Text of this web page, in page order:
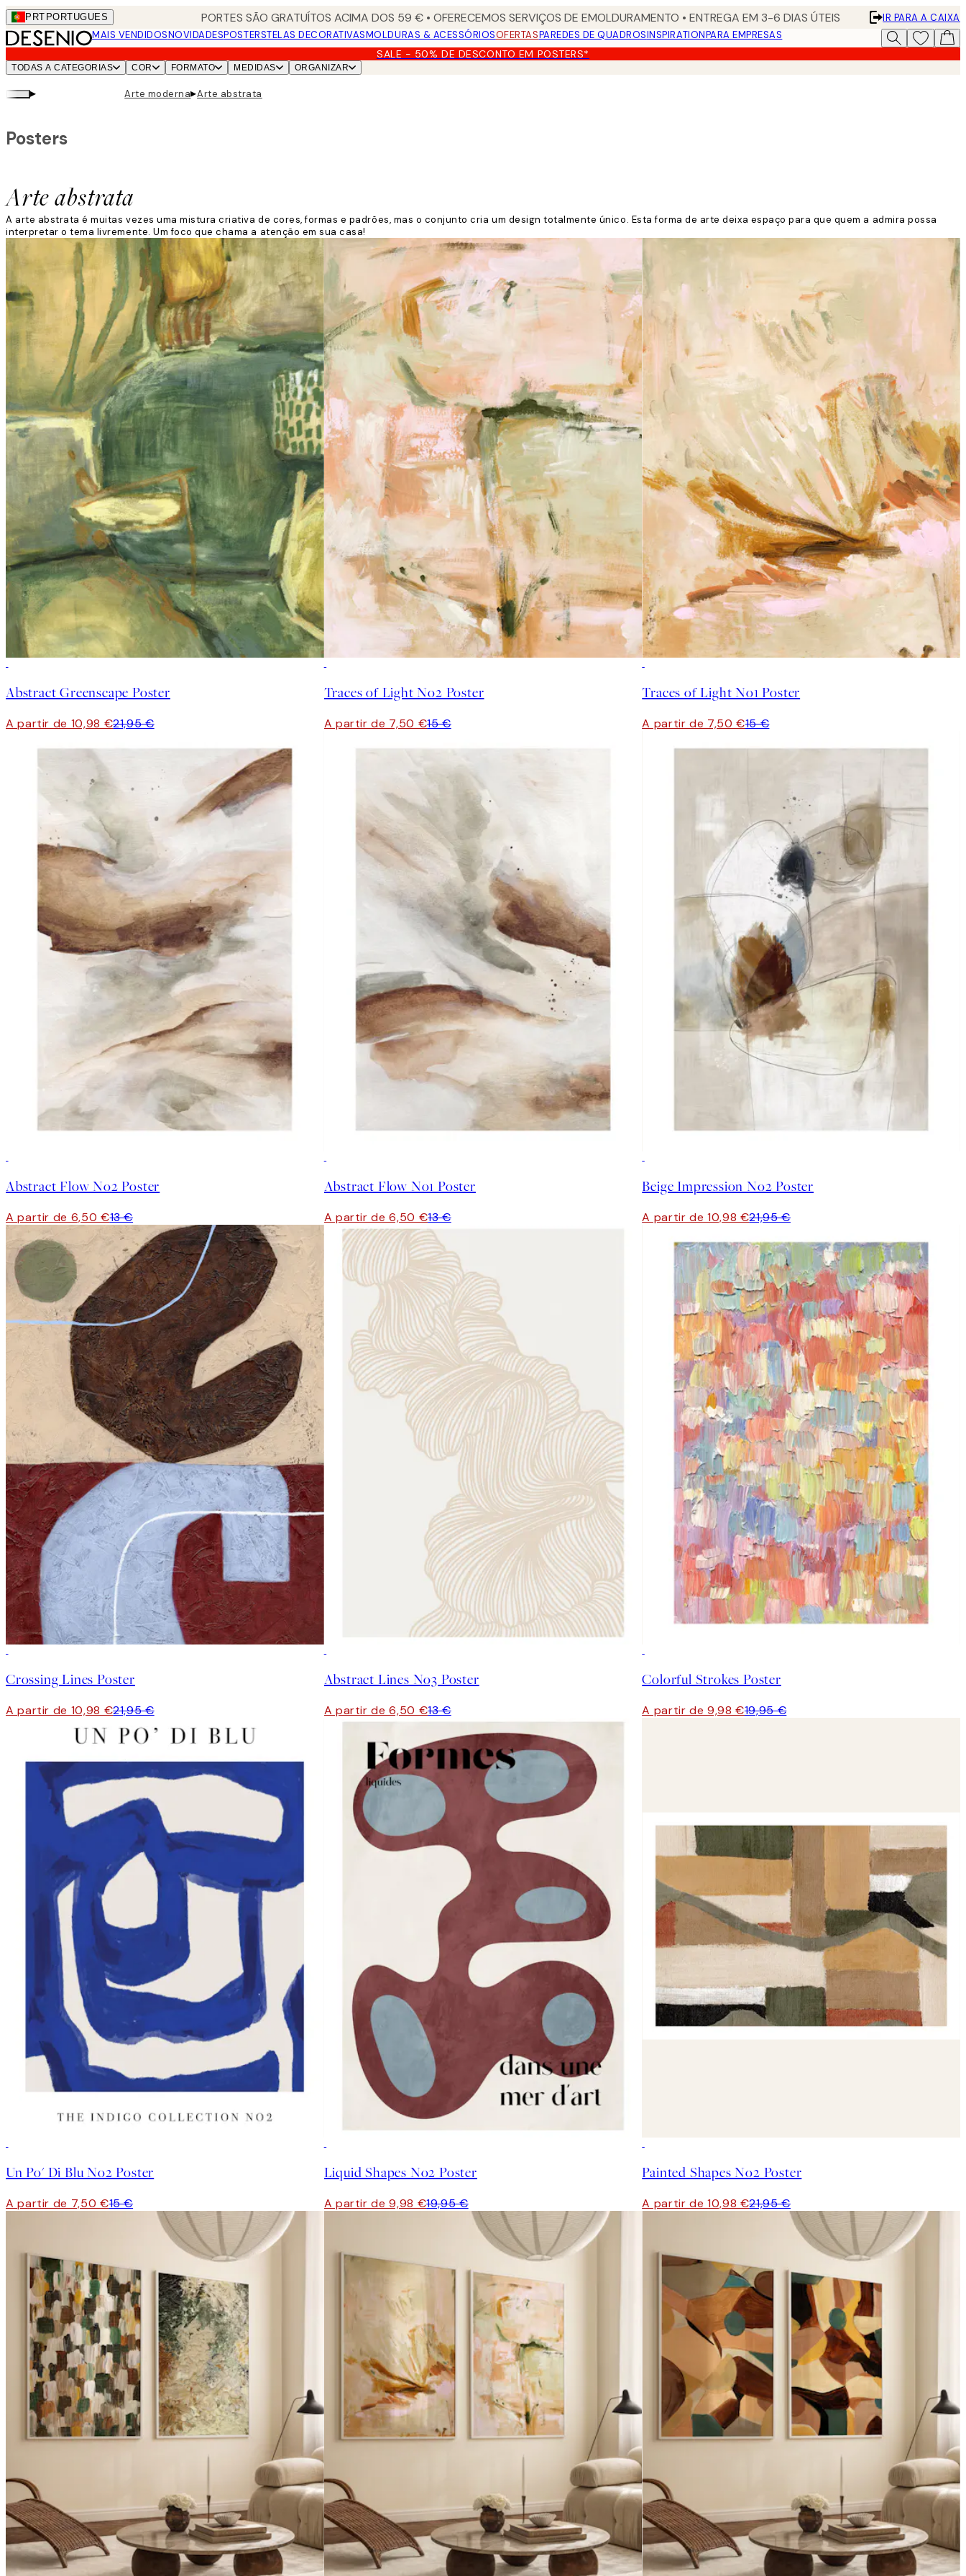
Skip
to
main
content.
PRT PORTUGUES PORTES SÃO GRATUÍTOS ACIMA DOS 59 € • OFERECEMOS SERVIÇOS DE EMOLDURAMENTO • ENTREGA EM 3-6 DIAS ÚTEIS
IR PARA A CAIXA
MAIS VENDIDOSNOVIDADESPOSTERSTELAS DECORATIVASMOLDURAS & ACESSÓRIOSOFERTASPAREDES DE QUADROSINSPIRATIONPARA EMPRESAS
SALE - 50% DE DESCONTO EM POSTERS*
TODAS A CATEGORIAS COR FORMATO MEDIDAS ORGANIZAR
▸ Arte moderna▸Arte abstrata
Arte abstrata
Posters
A arte abstrata é muitas vezes uma mistura criativa de cores, formas e padrões, mas o conjunto cria um design totalmente único. Esta forma de arte deixa espaço para que quem a admira possa
interpretar o tema livremente. Um foco que chama a atenção em sua casa!
Abstract Greenscape Poster
A partir de 10,98 €21,95 €
Traces of Light No2 Poster
A partir de 7,50 €15 €
Traces of Light No1 Poster
A partir de 7,50 €15 €
Abstract Flow No2 Poster
A partir de 6,50 €13 €
Abstract Flow No1 Poster
A partir de 6,50 €13 €
Beige Impression No2 Poster
A partir de 10,98 €21,95 €
Crossing Lines Poster
A partir de 10,98 €21,95 €
Abstract Lines No3 Poster
A partir de 6,50 €13 €
Colorful Strokes Poster
A partir de 9,98 €19,95 €
Un Po' Di Blu No2 Poster
A partir de 7,50 €15 €
Liquid Shapes No2 Poster
A partir de 9,98 €19,95 €
Painted Shapes No2 Poster
A partir de 10,98 €21,95 €